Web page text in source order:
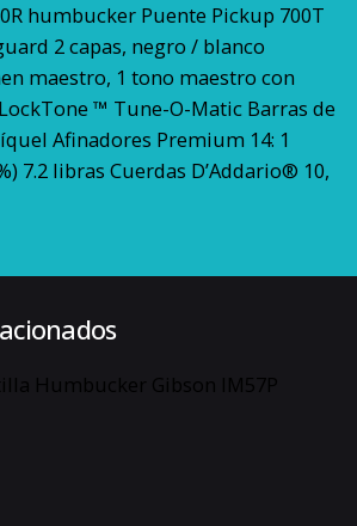
humbucker Puente Pickup 700T
2 capas, negro / blanco
maestro, 1 tono maestro con
™ Tune-O-Matic Barras de
Afinadores Premium 14: 1
7.2 libras Cuerdas D’Addario® 10,